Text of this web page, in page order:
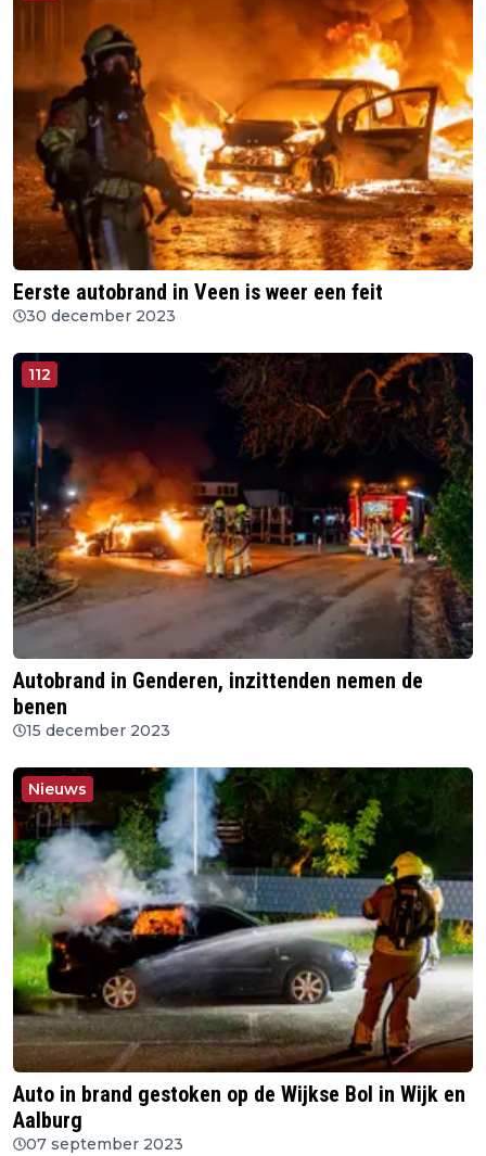
Eerste autobrand in Veen is weer een feit
30 december 2023
112
Autobrand in Genderen, inzittenden nemen de
benen
15 december 2023
Nieuws
Auto in brand gestoken op de Wijkse Bol in Wijk en
Aalburg
07 september 2023